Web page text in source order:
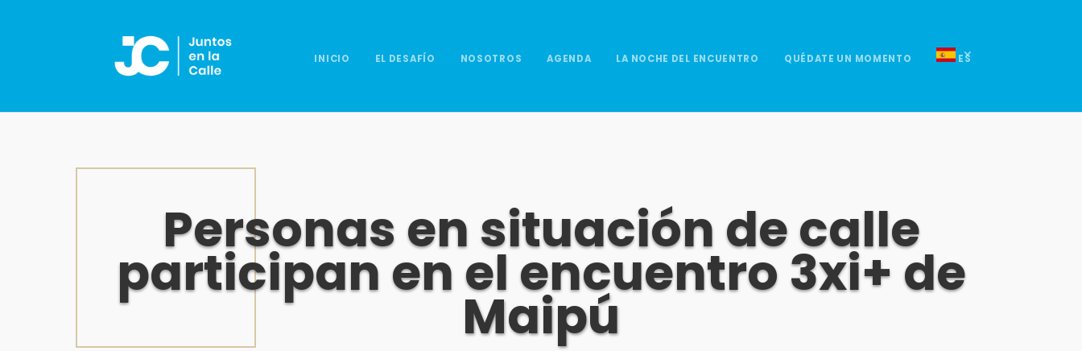
INICIO EL DESAFÍO NOSOTROS AGENDA LA NOCHE DEL ENCUENTRO QUÉDATE UN MOMENTO ES
Personas en situación de calle
participan en el encuentro 3xi+ de
Maipú